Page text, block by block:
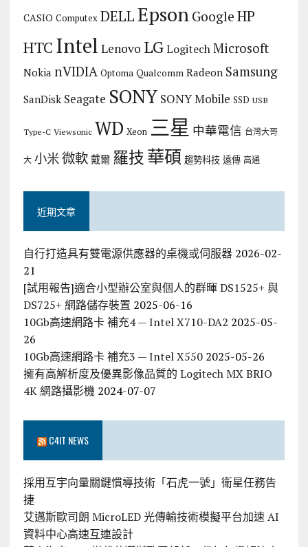
CASIO Computex DELLEpson Google HP
HTC Intel Lenovo LG Logitech Microsoft
Nokia nVIDIA Optoma Qualcomm Radeon Samsung
SanDisk Seagate SONY SONY Mobile SSD USB
Type-C Viewsonic WD Xeon 三星 中華電信 台灣大哥
大 小米微軟 戴爾 羅技華碩 趨勢科技 遠傳 高通
近期文章
自行打造具有雙電源供應器的桌機或伺服器 2026-02-
21
[試用報告]適合小型辦公室與個人的群暉 DS1525+ 與
DS725+ 網路儲存裝置 2025-06-16
10Gb高速網路卡 補充4 — Intel X710-DA2 2025-05-
26
10Gb高速網路卡 補充3 — Intel X550 2025-05-26
擁有高解析度及優異影像品質的 Logitech MX BRIO
4K 網路攝影機 2024-07-07
C4IT NEWS
採用互宇向量關鍵慣導技術「石虎一號」衛星任務告
捷
艾邁斯歐司朗 MicroLED 光傳輸技術模擬平台加速 AI
資料中心高速互連設計